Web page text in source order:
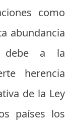
como
abundancia
debe a la
herencia
de la Ley
países los